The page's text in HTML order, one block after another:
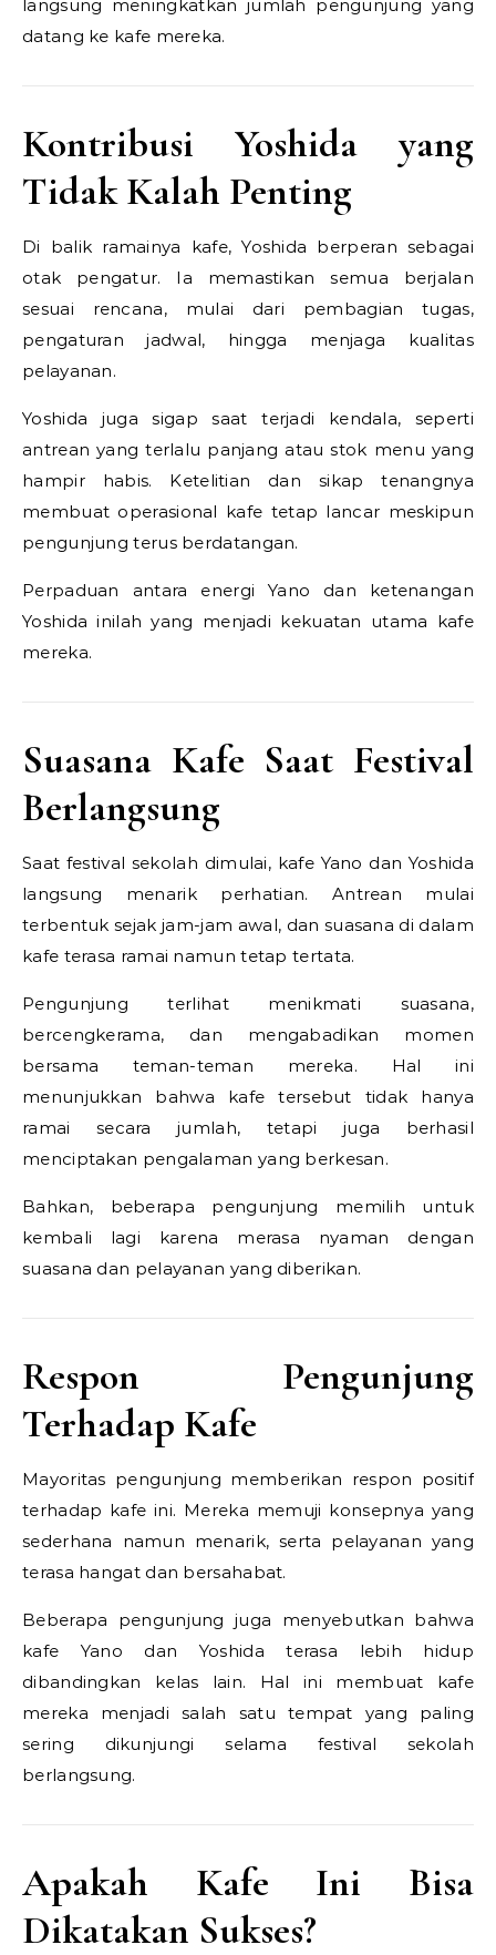
langsung meningkatkan jumlah pengunjung yang
datang ke kafe mereka.
Kontribusi Yoshida yang
Tidak Kalah Penting
Di balik ramainya kafe, Yoshida berperan sebagai
otak pengatur. Ia memastikan semua berjalan
sesuai rencana, mulai dari pembagian tugas,
pengaturan jadwal, hingga menjaga kualitas
pelayanan.
Yoshida juga sigap saat terjadi kendala, seperti
antrean yang terlalu panjang atau stok menu yang
hampir habis. Ketelitian dan sikap tenangnya
membuat operasional kafe tetap lancar meskipun
pengunjung terus berdatangan.
Perpaduan antara energi Yano dan ketenangan
Yoshida inilah yang menjadi kekuatan utama kafe
mereka.
Suasana Kafe Saat Festival
Berlangsung
Saat festival sekolah dimulai, kafe Yano dan Yoshida
langsung menarik perhatian. Antrean mulai
terbentuk sejak jam-jam awal, dan suasana di dalam
kafe terasa ramai namun tetap tertata.
Pengunjung terlihat menikmati suasana,
bercengkerama, dan mengabadikan momen
bersama teman-teman mereka. Hal ini
menunjukkan bahwa kafe tersebut tidak hanya
ramai secara jumlah, tetapi juga berhasil
menciptakan pengalaman yang berkesan.
Bahkan, beberapa pengunjung memilih untuk
kembali lagi karena merasa nyaman dengan
suasana dan pelayanan yang diberikan.
Respon Pengunjung
Terhadap Kafe
Mayoritas pengunjung memberikan respon positif
terhadap kafe ini. Mereka memuji konsepnya yang
sederhana namun menarik, serta pelayanan yang
terasa hangat dan bersahabat.
Beberapa pengunjung juga menyebutkan bahwa
kafe Yano dan Yoshida terasa lebih hidup
dibandingkan kelas lain. Hal ini membuat kafe
mereka menjadi salah satu tempat yang paling
sering dikunjungi selama festival sekolah
berlangsung.
Apakah Kafe Ini Bisa
Dikatakan Sukses?